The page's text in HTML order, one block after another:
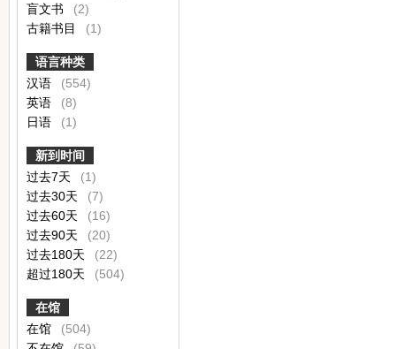
盲文书
(2)
古籍书目
(1)
语言种类
汉语
(554)
英语
(8)
日语
(1)
新到时间
过去7天
(1)
过去30天
(7)
过去60天
(16)
过去90天
(20)
过去180天
(22)
超过180天
(504)
在馆
在馆
(504)